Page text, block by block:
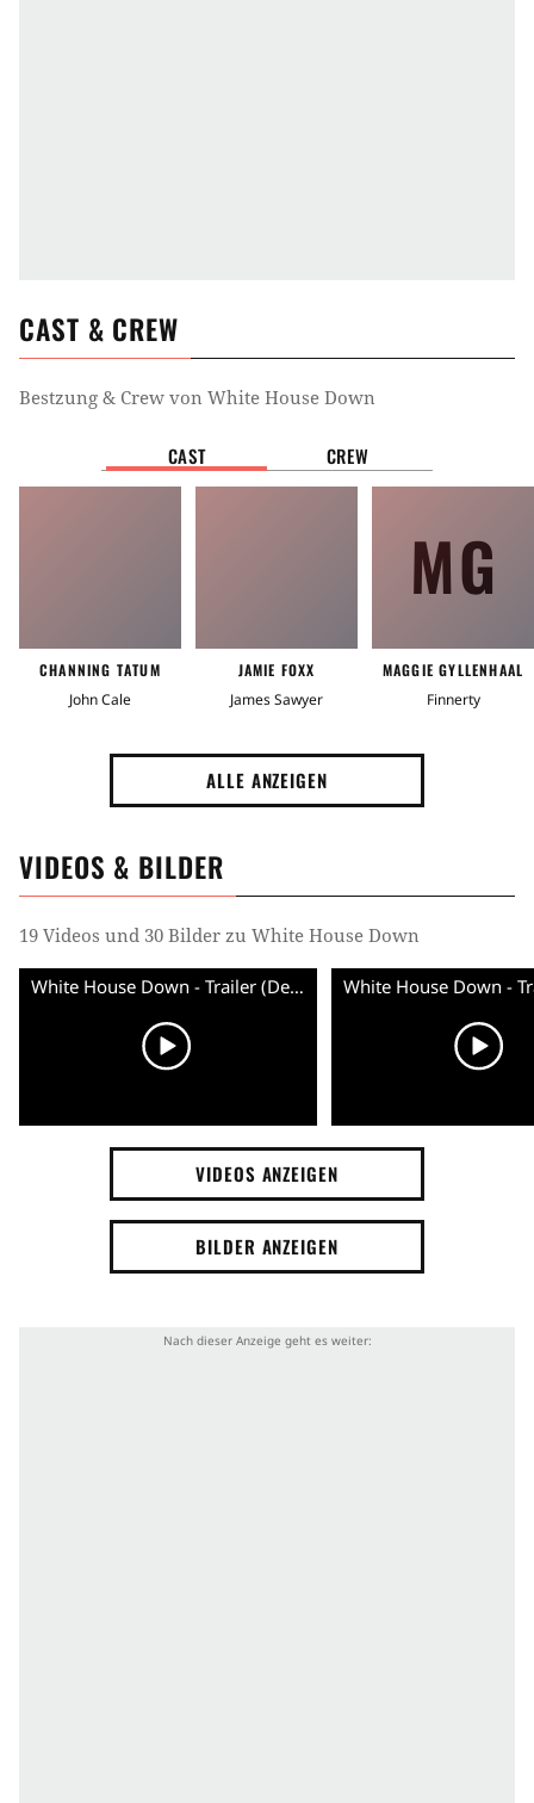
CAST & CREW
Bestzung & Crew von White House Down
CAST CREW
CHANNING TATUM
John Cale
JAMIE FOXX
James Sawyer
MG
MAGGIE GYLLENHAAL
Finnerty
ALLE ANZEIGEN
VIDEOS & BILDER
19 Videos und 30 Bilder zu White House Down
White House Down - Trailer (Deutsch) HD
VIDEOS ANZEIGEN
BILDER ANZEIGEN